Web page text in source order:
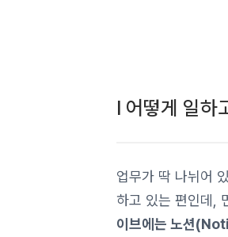
l 어떻게 일하
업무가 딱 나뉘어
하고 있는 편인데,
이브에는 노션